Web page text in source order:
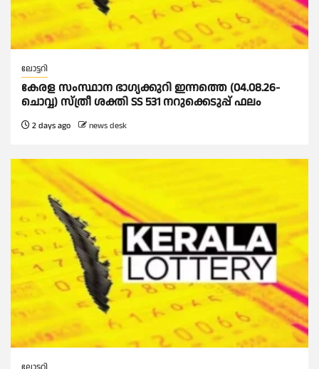
ലോട്ടറി
കേരള സംസ്ഥാന ഭാഗ്യക്കുറി ഇന്നത്തെ (04.08.26-
ചൊവ്വ) സ്ത്രീ ശക്തി SS 531 നറുക്കെടുപ്പ് ഫലം
2 days ago news desk